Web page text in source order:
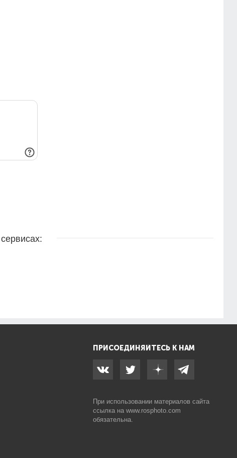
ПРИСОЕДИНЯЙТЕСЬ К НАМ
При использовании материалов сайта
ссылка на www.rosphoto.com
обязательна.